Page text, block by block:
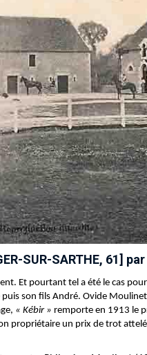
SUR-SARTHE, 61]
Et pourtant tel a été le cas
son fils André. Ovide
« Kébir » remporte en 1913 le
propriétaire un prix de trot